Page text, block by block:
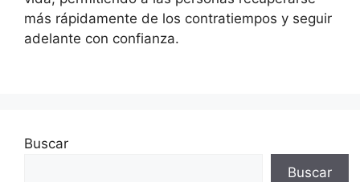
más rápidamente de los contratiempos y seguir
adelante con confianza.
Buscar
Buscar